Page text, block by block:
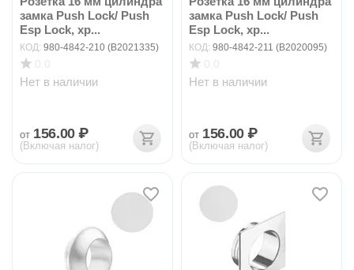
замка Push Lock/ Push
Esp Lock, хр...
КОД: 980-4842-210 (B2021335)
Нет в наличии
от 156.00 ₽
(Включая налог)
замка Push Lock/ Push
Esp Lock, хр...
КОД: 980-4842-211 (B2020095)
Нет в наличии
от 156.00 ₽
(Включая налог)